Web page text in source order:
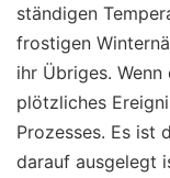
ständigen
frostigen
ihr Übriges.
plötzliches
Prozesses. Es ist
darauf ausgelegt